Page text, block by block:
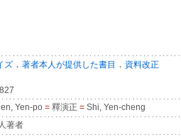
ズ ． 著者本人が提供した書目 ． 資料改正
Yen-po = 釋演正 = Shi, Yen-cheng
著者